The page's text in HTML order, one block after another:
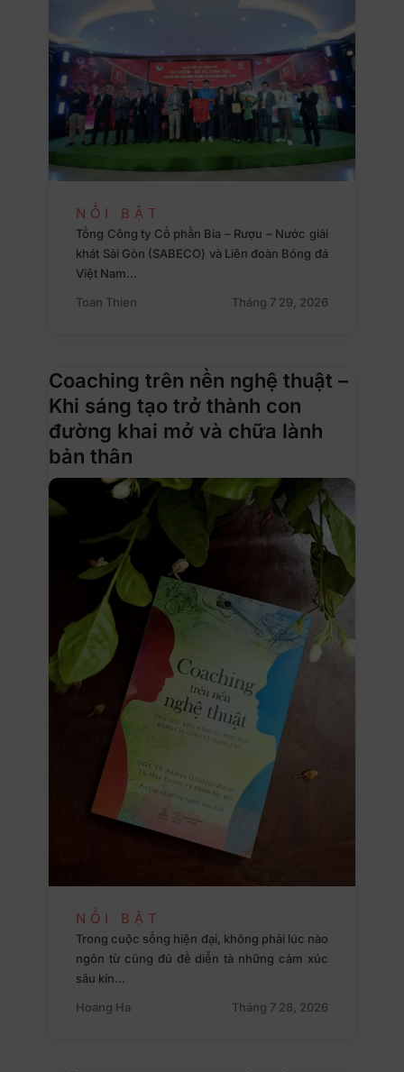
NỔI BẬT
Tổng Công ty Cổ phần Bia – Rượu – Nước giải
khát Sài Gòn (SABECO) và Liên đoàn Bóng đá
Việt Nam…
Toan Thien
Tháng 7 29, 2026
Coaching trên nền nghệ thuật –
Khi sáng tạo trở thành con
đường khai mở và chữa lành
bản thân
NỔI BẬT
Trong cuộc sống hiện đại, không phải lúc nào
ngôn từ cũng đủ để diễn tả những cảm xúc
sâu kín…
Hoang Ha
Tháng 7 28, 2026